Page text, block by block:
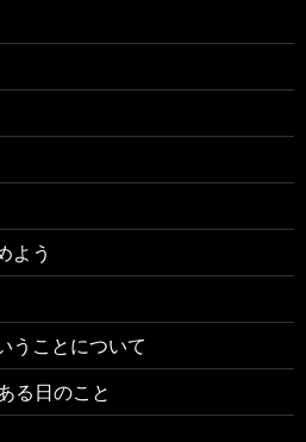
よう
うことについて
る日のこと